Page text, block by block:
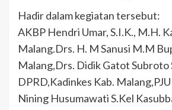
Hadir dalam kegiatan tersebut:
AKBP Hendri Umar, S.I.K., M.H.
Malang.Drs. H. M Sanusi M.M
Malang,Drs. Didik Gatot Subroto
DPRD,Kadinkes Kab.
Nining Husumawati S.Kel